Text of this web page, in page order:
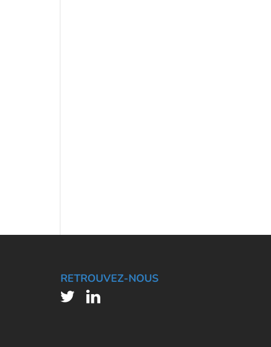
RETROUVEZ-NOUS